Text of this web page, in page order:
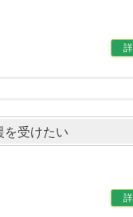
を受けたい